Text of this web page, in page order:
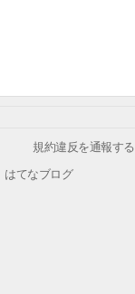
規約違反を通報する
はてなブログ